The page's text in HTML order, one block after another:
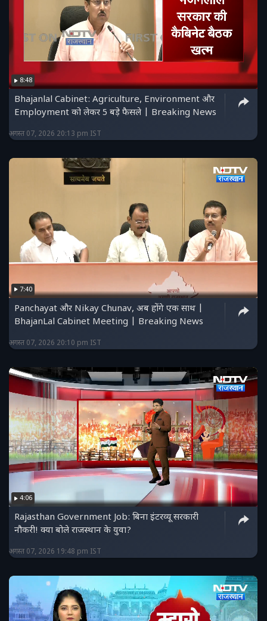
8:48
Bhajanlal Cabinet: Agriculture, Environment और
Employment को लेकर 5 बड़े फैसले | Breaking News
अगस्त 07, 2026 20:13 pm IST
7:40
Panchayat और Nikay Chunav, अब होंगे एक साथ |
BhajanLal Cabinet Meeting | Breaking News
अगस्त 07, 2026 20:10 pm IST
4:06
Rajasthan Government Job: बिना इंटरव्यू सरकारी
नौकरी! क्या बोले राजस्थान के युवा?
अगस्त 07, 2026 19:48 pm IST